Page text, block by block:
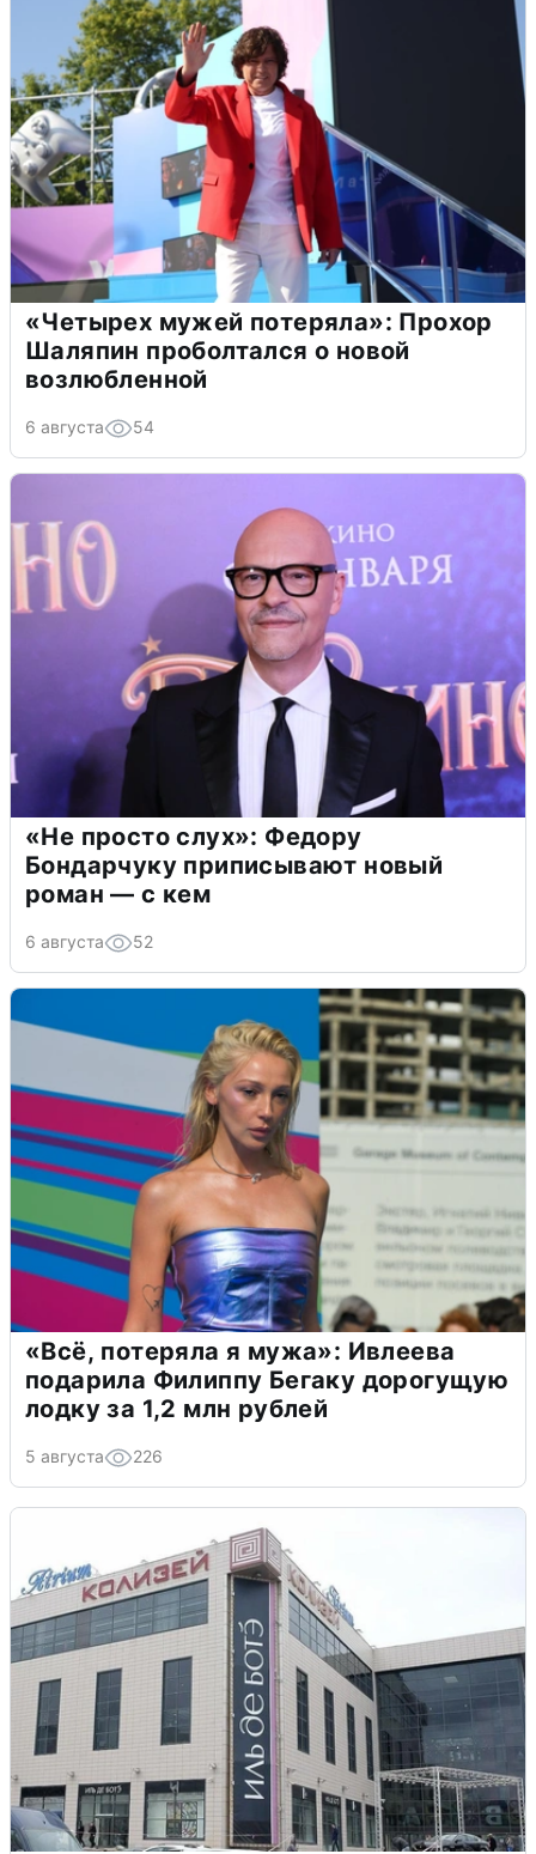
«Четырех мужей потеряла»: Прохор
Шаляпин проболтался о новой
возлюбленной
6 августа 54
«Не просто слух»: Федору
Бондарчуку приписывают новый
роман — с кем
6 августа 52
«Всё, потеряла я мужа»: Ивлеева
подарила Филиппу Бегаку дорогущую
лодку за 1,2 млн рублей
5 августа 226